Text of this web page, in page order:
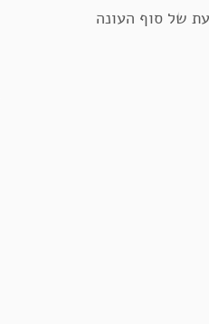
של סוף העונה